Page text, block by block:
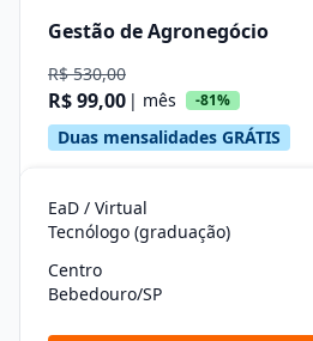
Gestão de Agronegócio
R$ 530,00
R$ 99,00 | mês -81%
Duas mensalidades GRÁTIS
EaD / Virtual
Tecnólogo (graduação)
Centro
Bebedouro/SP